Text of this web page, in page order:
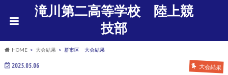
滝川第二高等学校 陸上競
技部
HOME 大会結果 群市区 大会結果
2025.05.06 大会結果